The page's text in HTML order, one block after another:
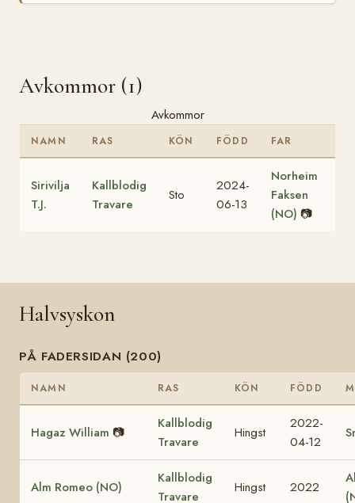
Avkommor (1)
Avkommor
NAMN RAS KÖN FÖDD FAR
Sirivilja
T.J.
Kallblodig
Travare
Sto
2024-
06-13
Norheim
Faksen
(NO) 📷
Halvsyskon
PÅ FADERSIDAN (200)
NAMN RAS KÖN FÖDD
Hagaz William 📷
Kallblodig
Travare
Hingst
2022-
04-12
Alm Romeo (NO)
Kallblodig
Travare
Hingst 2022